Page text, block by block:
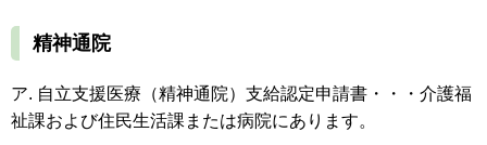
精神通院
ア. 自立支援医療（精神通院）支給認定申請書・・・介護福
祉課および住民生活課または病院にあります。